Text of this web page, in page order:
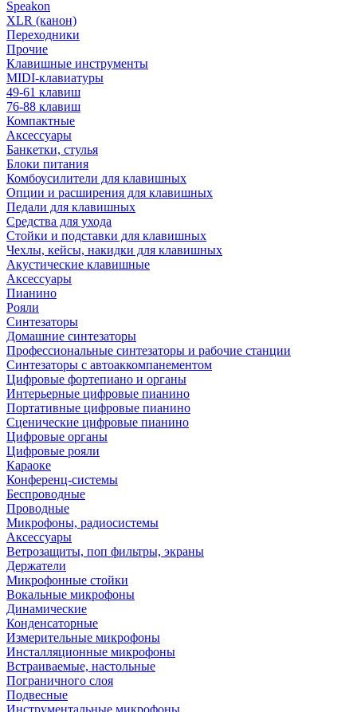
Speakon
XLR (канон)
Переходники
Прочие
Клавишные инструменты
MIDI-клавиатуры
49-61 клавиш
76-88 клавиш
Компактные
Аксессуары
Банкетки, стулья
Блоки питания
Комбоусилители для клавишных
Опции и расширения для клавишных
Педали для клавишных
Средства для ухода
Стойки и подставки для клавишных
Чехлы, кейсы, накидки для клавишных
Акустические клавишные
Аксессуары
Пианино
Рояли
Синтезаторы
Домашние синтезаторы
Профессиональные синтезаторы и рабочие станции
Синтезаторы с автоаккомпанементом
Цифровые фортепиано и органы
Интерьерные цифровые пианино
Портативные цифровые пианино
Сценические цифровые пианино
Цифровые органы
Цифровые рояли
Караоке
Конференц-системы
Беспроводные
Проводные
Микрофоны, радиосистемы
Аксессуары
Ветрозащиты, поп фильтры, экраны
Держатели
Микрофонные стойки
Вокальные микрофоны
Динамические
Конденсаторные
Измерительные микрофоны
Инсталляционные микрофоны
Встраиваемые, настольные
Пограничного слоя
Подвесные
Инструментальные микрофоны